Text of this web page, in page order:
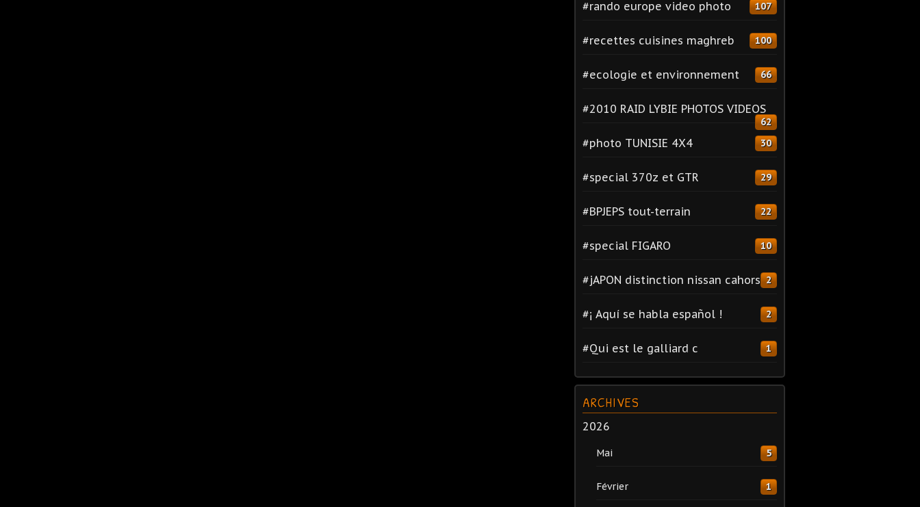
#rando europe video photo 107
#recettes cuisines maghreb 100
#ecologie et environnement 66
#2010 RAID LYBIE PHOTOS VIDEOS
62
#photo TUNISIE 4X4 30
#special 370z et GTR 29
#BPJEPS tout-terrain 22
#special FIGARO 10
#jAPON distinction nissan cahors 2
#¡ Aquí se habla español ! 2
#Qui est le galliard c 1
ARCHIVES
2026
Mai 5
Février 1